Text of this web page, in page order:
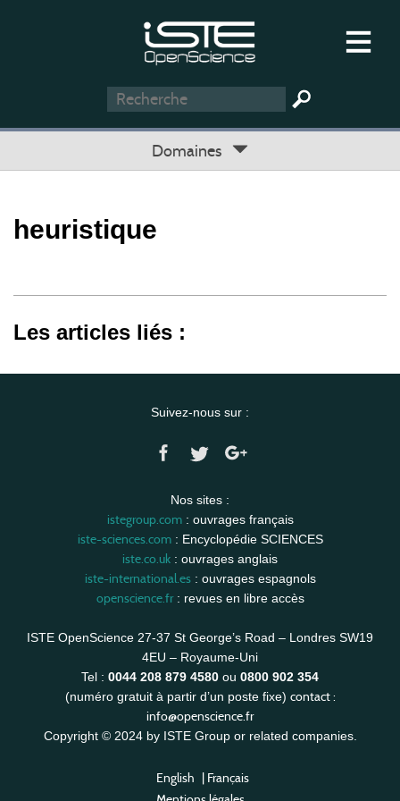
Domaines
heuristique
Les articles liés :
Suivez-nous sur :
Nos sites :
istegroup.com: ouvrages français
iste-sciences.com: Encyclopédie SCIENCES
iste.co.uk : ouvrages anglais
iste-international.es: ouvrages espagnols
openscience.fr: revues en libre accès
ISTE OpenScience 27-37 St George’s Road – Londres SW19
4EU – Royaume-Uni
Tel : 0044 208 879 4580 ou 0800 902 354
(numéro gratuit à partir d’un poste fixe) contact :
info@openscience.fr
Copyright © 2024 by ISTE Group or related companies.
English | Français